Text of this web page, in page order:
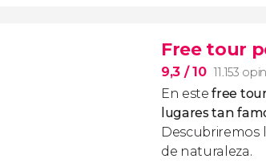
Free tour
9,3 / 10 11.153
En estefree
lugares tan
Descubriremos
de naturaleza.